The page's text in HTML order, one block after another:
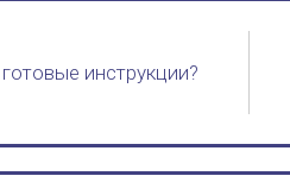
инструкции?